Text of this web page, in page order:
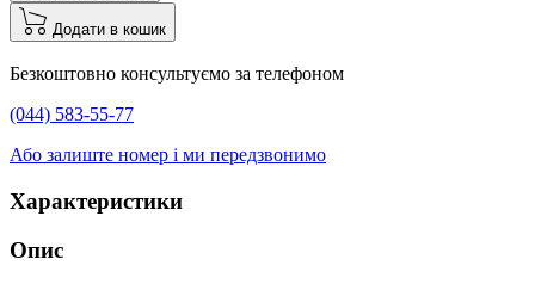
Додати в кошик
Безкоштовно консультуємо за телефоном
(044) 583-55-77
Або залиште номер і ми передзвонимо
Характеристики
Опис